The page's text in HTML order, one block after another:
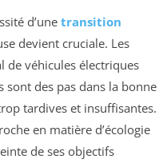
d’une transition
devient cruciale. Les
de véhicules électriques
sont des pas dans la bonne
tardives et insuffisantes.
en matière d’écologie
de ses objectifs